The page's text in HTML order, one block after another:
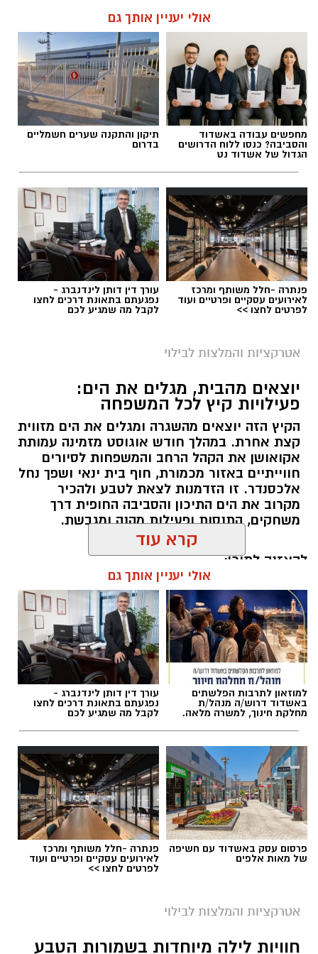
אולי יעניין אותך גם
מחפשים עבודה באשדוד
והסביבה? כנסו ללוח הדרושים
הגדול של אשדוד נט
תיקון והתקנה שערים חשמליים
בדרום
פנתרה -חלל משותף ומרכז
לאירועים עסקיים ופרטיים ועוד
לפרטים לחצו >>
עורך דין דותן לינדנברג -
נפגעתם בתאונת דרכים לחצו
לקבל מה שמגיע לכם
אטרקציות והמלצות לבילוי
יוצאים מהבית, מגלים את הים:
פעילויות קיץ לכל המשפחה
הקיץ הזה יוצאים מהשגרה ומגלים את הים מזווית
קצת אחרת. במהלך חודש אוגוסט מזמינה עמותת
אקואושן את הקהל הרחב והמשפחות לסיורים
חווייתיים באזור מכמורת, חוף בית ינאי ושפך נחל
אלכסנדר. זו הזדמנות לצאת לטבע ולהכיר
מקרוב את הים התיכון והסביבה החופית דרך
משחקים, התנסות ופעילות מהנה ומגבשת.
להאזנה לתוכן:
אלדה נתנאל / 09:24 07.08.26
תגים:טיול
קרא עוד
אולי יעניין אותך גם
למוזאון לתרבות הפלשתים
באשדוד דרוש/ה מנהל/ת
מחלקת חינוך, למשרה מלאה.
עורך דין דותן לינדנברג -
נפגעתם בתאונת דרכים לחצו
לקבל מה שמגיע לכם
פרסום עסק באשדוד עם חשיפה
של מאות אלפים
פנתרה -חלל משותף ומרכז
לאירועים עסקיים ופרטיים ועוד
לפרטים לחצו >>
אטרקציות והמלצות לבילוי
חוויות לילה מיוחדות בשמורות הטבע